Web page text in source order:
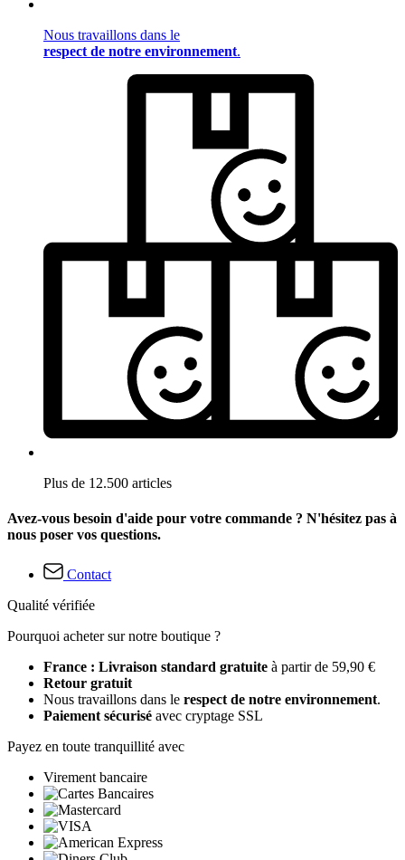
Nous travaillons dans le
respect de notre environnement.
Plus de 12.500 articles
Avez-vous besoin d'aide pour votre commande ? N'hésitez pas à
nous poser vos questions.
Contact
Qualité vérifiée
Pourquoi acheter sur notre boutique ?
France : Livraison standard gratuite à partir de 59,90 €
Retour gratuit
Nous travaillons dans le respect de notre environnement.
Paiement sécurisé avec cryptage SSL
Payez en toute tranquillité avec
Virement bancaire